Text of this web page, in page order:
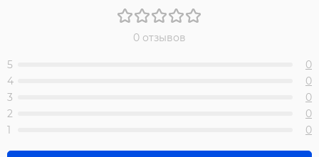
0 отзывов
5
0
4
0
3
0
2
0
1
0